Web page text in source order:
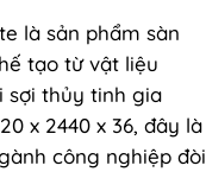
là sản phẩm sàn
tạo từ vật liệu
sợi thủy tinh gia
x 2440 x 36, đây là
công nghiệp đòi